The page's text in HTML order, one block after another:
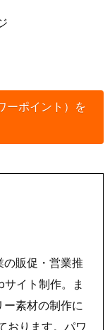
ーポイント）を
販促・営業推
イト制作。ま
素材の制作に
おります。パワ